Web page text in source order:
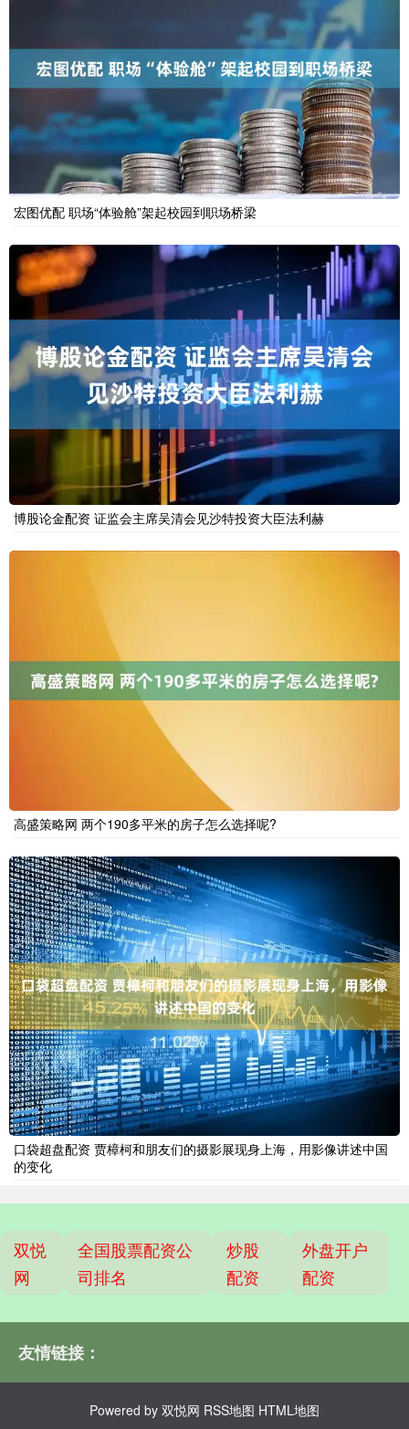
宏图优配 职场“体验舱”架起校园到职场桥梁
博股论金配资 证监会主席吴清会见沙特投资大臣法利赫
高盛策略网 两个190多平米的房子怎么选择呢?
口袋超盘配资 贾樟柯和朋友们的摄影展现身上海，用影像讲述中国
的变化
双悦
网
全国股票配资公
司排名
炒股
配资
外盘开户
配资
友情链接：
Powered by 双悦网 RSS地图 HTML地图